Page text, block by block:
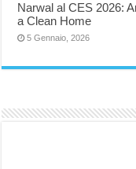
Narwal al CES 2026:
a Clean Home
5 Gennaio, 2026